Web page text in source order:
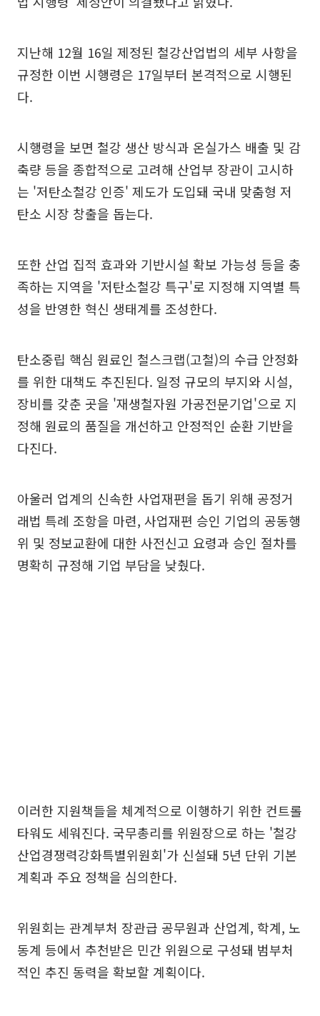
지난해 12월 16일 제정된 철강산업법의 세부 사항을
규정한 이번 시행령은 17일부터 본격적으로 시행된
다.
시행령을 보면 철강 생산 방식과 온실가스 배출 및 감
축량 등을 종합적으로 고려해 산업부 장관이 고시하
는 '저탄소철강 인증' 제도가 도입돼 국내 맞춤형 저
탄소 시장 창출을 돕는다.
또한 산업 집적 효과와 기반시설 확보 가능성 등을 충
족하는 지역을 '저탄소철강 특구'로 지정해 지역별 특
성을 반영한 혁신 생태계를 조성한다.
탄소중립 핵심 원료인 철스크랩(고철)의 수급 안정화
를 위한 대책도 추진된다. 일정 규모의 부지와 시설,
장비를 갖춘 곳을 '재생철자원 가공전문기업'으로 지
정해 원료의 품질을 개선하고 안정적인 순환 기반을
다진다.
아울러 업계의 신속한 사업재편을 돕기 위해 공정거
래법 특례 조항을 마련, 사업재편 승인 기업의 공동행
위 및 정보교환에 대한 사전신고 요령과 승인 절차를
명확히 규정해 기업 부담을 낮췄다.
이러한 지원책들을 체계적으로 이행하기 위한 컨트롤
타워도 세워진다. 국무총리를 위원장으로 하는 '철강
산업경쟁력강화특별위원회'가 신설돼 5년 단위 기본
계획과 주요 정책을 심의한다.
위원회는 관계부처 장관급 공무원과 산업계, 학계, 노
동계 등에서 추천받은 민간 위원으로 구성돼 범부처
적인 추진 동력을 확보할 계획이다.